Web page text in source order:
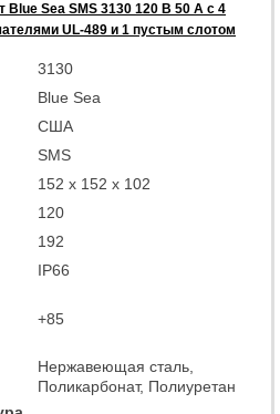
Sea SMS 3130 120 В 50 А с 4
UL-489 и 1 пустым слотом
3130
Blue Sea
США
SMS
152 x 152 x 102
120
192
IP66
+85
Нержавеющая сталь,
Поликарбонат, Полиуретан